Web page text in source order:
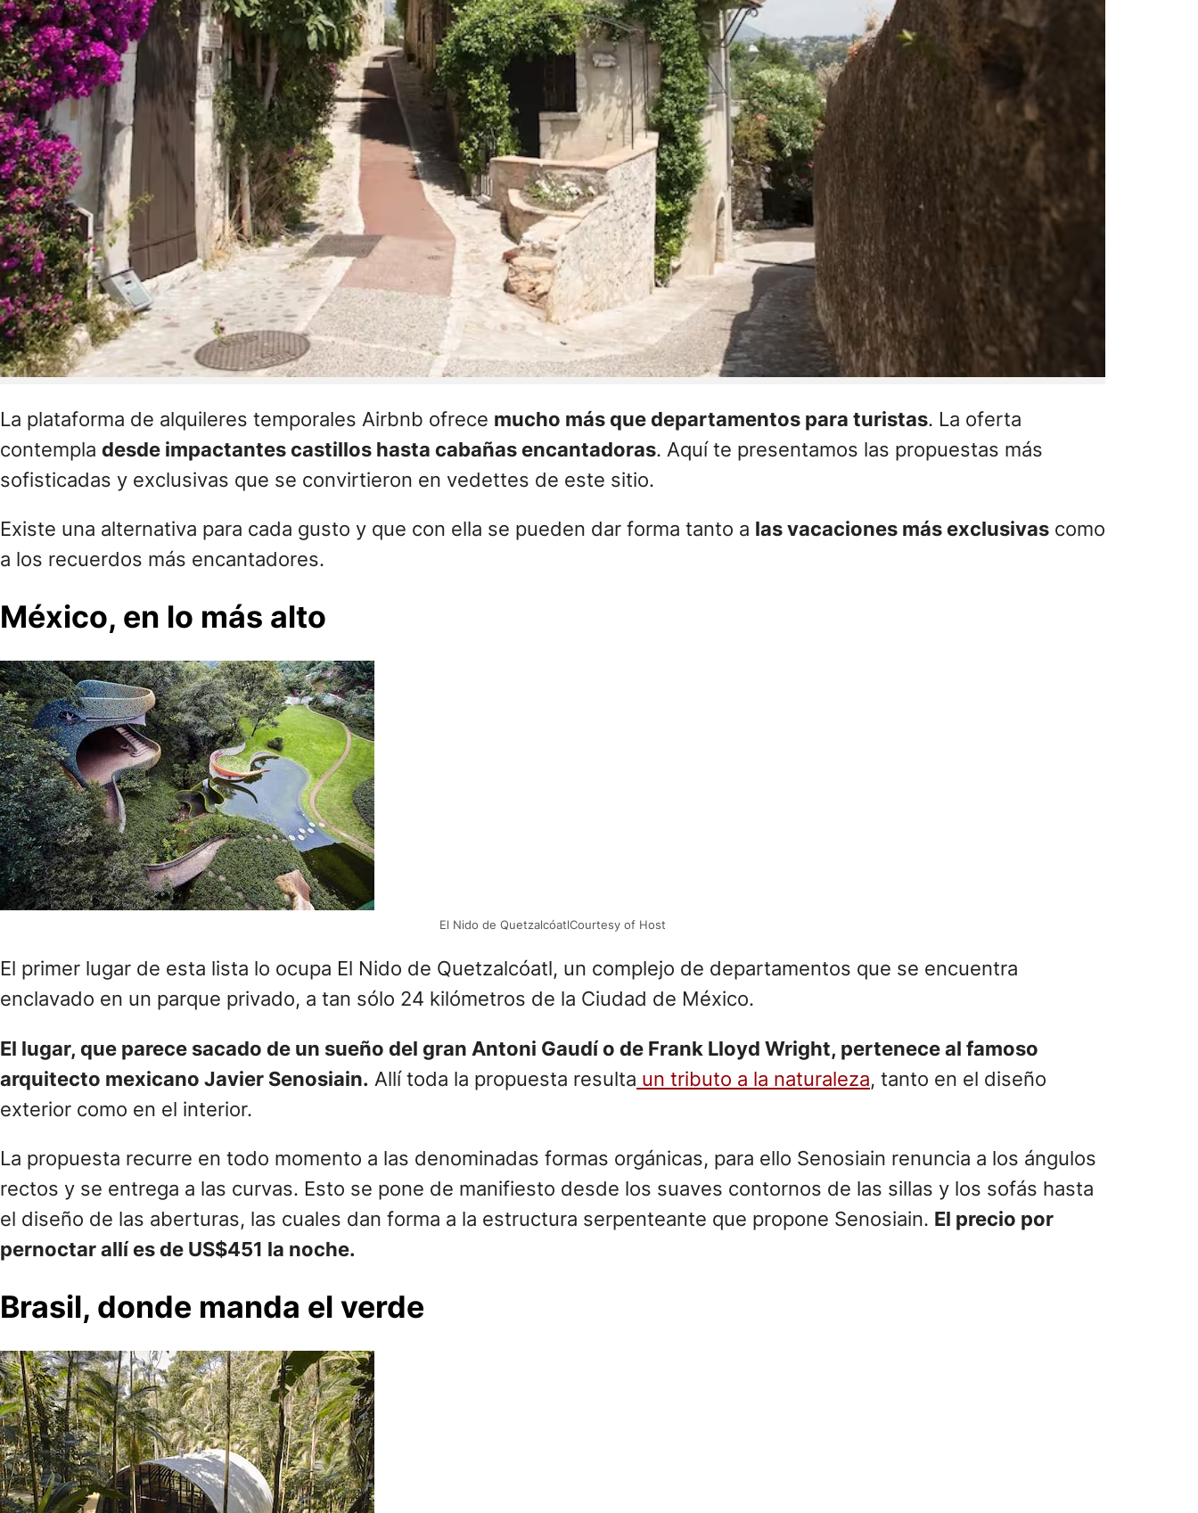
La plataforma de alquileres temporales Airbnb ofrece mucho más que departamentos para turistas. La oferta
contempla desde impactantes castillos hasta cabañas encantadoras. Aquí te presentamos las propuestas más
sofisticadas y exclusivas que se convirtieron en vedettes de este sitio.
Existe una alternativa para cada gusto y que con ella se pueden dar forma tanto a las vacaciones más exclusivas como
a los recuerdos más encantadores.
México, en lo más alto
El Nido de QuetzalcóatlCourtesy of Host
El primer lugar de esta lista lo ocupa El Nido de Quetzalcóatl, un complejo de departamentos que se encuentra
enclavado en un parque privado, a tan sólo 24 kilómetros de la Ciudad de México.
El lugar, que parece sacado de un sueño del gran Antoni Gaudí o de Frank Lloyd Wright, pertenece al famoso
arquitecto mexicano Javier Senosiain. Allí toda la propuesta resulta un tributo a la naturaleza, tanto en el diseño
exterior como en el interior.
La propuesta recurre en todo momento a las denominadas formas orgánicas, para ello Senosiain renuncia a los ángulos
rectos y se entrega a las curvas. Esto se pone de manifiesto desde los suaves contornos de las sillas y los sofás hasta
el diseño de las aberturas, las cuales dan forma a la estructura serpenteante que propone Senosiain. El precio por
pernoctar allí es de US$451 la noche.
Brasil, donde manda el verde